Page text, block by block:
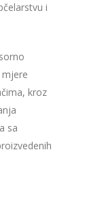
i
kroz
sa